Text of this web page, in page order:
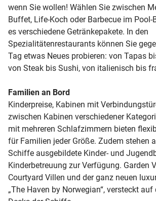
wenn Sie wollen! Wählen Sie zwischen
Buffet, Life-Koch oder Barbecue im Pool-
es verschiedene Getränkepakete. In den
Spezialitätenrestaurants können Sie
Tag etwas Neues probieren: von Tapas
von Steak bis Sushi, von italienisch bis
Familien an Bord
Kinderpreise, Kabinen mit
zwischen Kabinen verschiedener
mit mehreren Schlafzimmern bieten
für Familien jeder Größe. Zudem stehen
Schiffe ausgebildete Kinder- und
Kinderbetreuung zur Verfügung. Garden
Courtyard Villen und der ganz neuen
„The Haven by Norwegian“, versteckt auf